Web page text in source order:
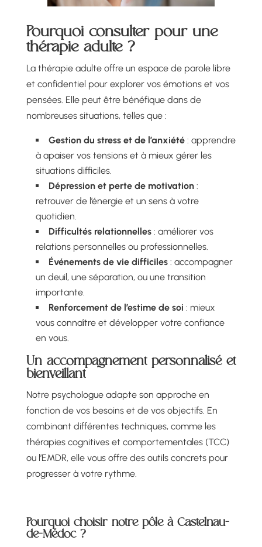
Pourquoi consulter pour une
thérapie adulte ?
La thérapie adulte offre un espace de parole libre
et confidentiel pour explorer vos émotions et vos
pensées. Elle peut être bénéfique dans de
nombreuses situations, telles que :
Gestion du stress et de l’anxiété: apprendre
à apaiser vos tensions et à mieux gérer les
situations difficiles.
Dépression et perte de motivation:
retrouver de l’énergie et un sens à votre
quotidien.
Difficultés relationnelles: améliorer vos
relations personnelles ou professionnelles.
Événements de vie difficiles: accompagner
un deuil, une séparation, ou une transition
importante.
Renforcement de l’estime de soi : mieux
vous connaître et développer votre confiance
en vous.
Un accompagnement personnalisé et
bienveillant
Notre psychologue adapte son approche en
fonction de vos besoins et de vos objectifs. En
combinant différentes techniques, comme les
thérapies cognitives et comportementales (TCC)
ou l’EMDR, elle vous offre des outils concrets pour
progresser à votre rythme.
Pourquoi choisir notre pôle à Castelnau-
de-Médoc ?